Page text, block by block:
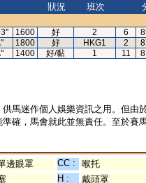
狀況
班次
1600 好 2 6
1800 好 HKG1 2
1400 好/黏 1 11
馬迷作個人娛樂資訊之用。但
確，馬會就此並無責任。至於賽
邊眼罩 CC :
喉托
H :
戴頭罩